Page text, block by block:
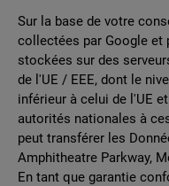
Sur la base de votre
collectées par Google et
stockées sur des
de l'UE / EEE, dont le
inférieur à celui de l'UE
autorités nationales à
peut transférer les
Amphitheatre Parkway,
En tant que garantie